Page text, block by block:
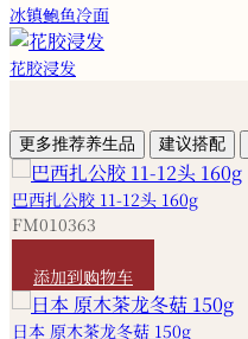
冰镇鲍鱼冷面
花胶浸发
更多推荐养生品 建议搭配
巴西扎公胶 11-12头 160g
FM010363
添加到购物车
日本 原木茶龙冬菇 150g